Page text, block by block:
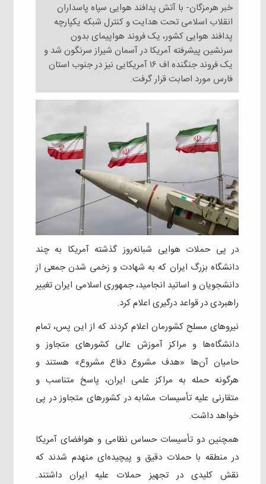
خبر هرمزگان- با آتش پدافند هوایی سپاه پاسداران
انقلاب اسلامی تحت هدایت و کنترل شبکه یکپارچه
پدافند هوایی کشور، یک فروند هواپیمای بدون
سرنشین پیشرفته آمریکا در آسمان شیراز سرنگون شد و
یک فروند جنگنده اف ۱۶ آمریکایی نیز در جنوب استان
فارس مورد اصابت قرار گرفت.
در پی حملات هوایی شبانه‌روز گذشته آمریکا به چند
دانشگاه بزرگ ایران که به شهادت و زخمی شدن جمعی از
دانشجویان و اساتید انجامید، جمهوری اسلامی ایران تغییر
راهبردی در قواعد درگیری اعلام کرد.
نیروهای مسلح کشورمان اعلام کردند که از این پس، تمام
دانشگاه‌ها و مراکز آموزش عالی کشورهای متجاوز و
حامیان آن‌ها «هدف مشروع دفاع مشروع» هستند و
هرگونه حمله به مراکز علمی ایران، پاسخ متناسب و
متقارنی علیه تأسیسات مشابه در کشورهای متجاوز در پی
خواهد داشت.
همچنین دو تأسیسات حساس نظامی و هوافضای آمریکا
در منطقه با حملات دقیق و پیچیده‌ای منهدم شدند که
نقش کلیدی در تجهیز حملات علیه ایران داشتند.